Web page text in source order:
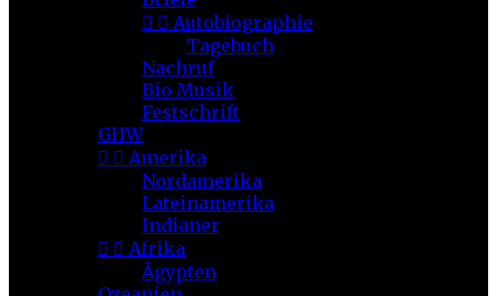
  Autobiographie
Tagebuch
Nachruf
Bio Musik
Festschrift
GHW
  Amerika
Nordamerika
Lateinamerika
Indianer
  Afrika
Ägypten